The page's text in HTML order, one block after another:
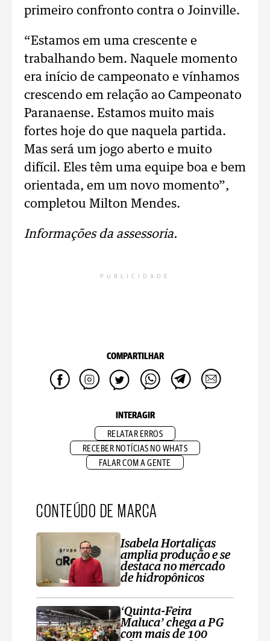
primeiro confronto contra o Joinville.
“Estamos em uma crescente e
trabalhando bem. Naquele momento
era início de campeonato e vínhamos
crescendo em relação ao Campeonato
Paranaense. Estamos muito mais
fortes hoje do que naquela partida.
Mas será um jogo aberto e muito
difícil. Eles têm uma equipe boa e bem
orientada, em um novo momento”,
completou Milton Mendes.
Informações da assessoria.
PUBLICIDADE
COMPARTILHAR
INTERAGIR
RELATAR ERROS
RECEBER NOTÍCIAS NO WHATS
FALAR COM A GENTE
CONTEÚDO DE MARCA
Isabela Hortaliças
amplia produção e se
destaca no mercado
de hidropônicos
‘Quinta-Feira
Maluca’ chega a PG
com mais de 100